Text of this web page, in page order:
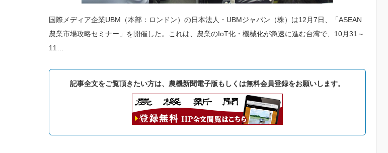
国際メディア企業UBM（本部：ロンドン）の日本法人・UBMジャパン（株）は12月7日、「ASEAN
農業市場攻略セミナー」を開催した。これは、農業のIoT化・機械化が急速に進む台湾で、10月31～
11…
記事全文をご覧頂きたい方は、農機新聞電子版もしくは無料会員登録をお願いします。